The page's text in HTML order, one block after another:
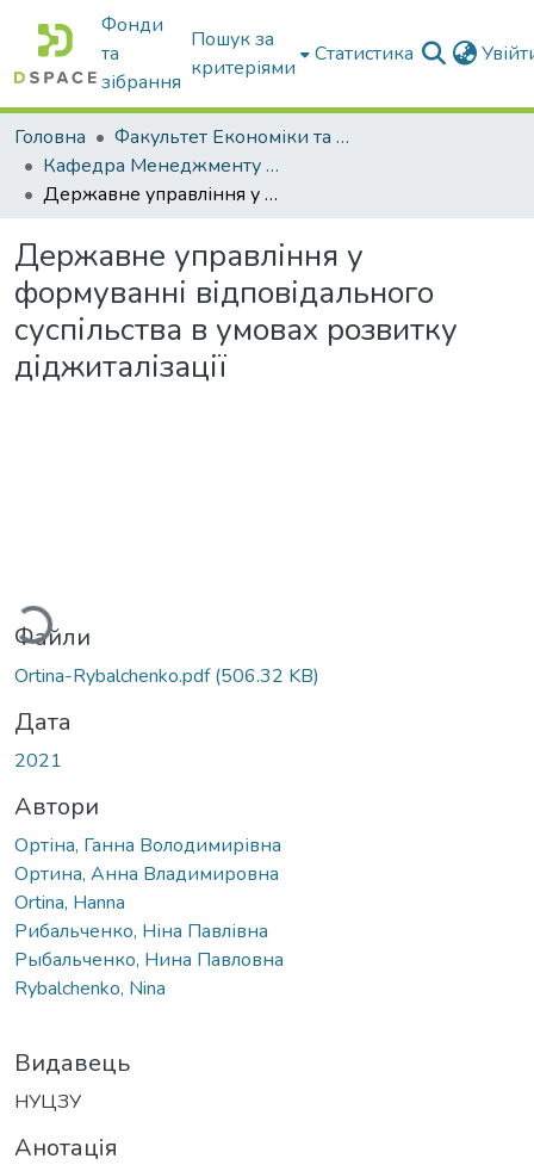
Фонди
та
зібрання
Пошук за
критеріями
Статистика
Головна
Факультет Економіки та бізнесу
Кафедра Менеджменту та публічного адміністрування
Державне управління у формуванні відповідального суспільства в умовах розвитку діджиталізації
Державне управління у
формуванні відповідального
суспільства в умовах розвитку
діджиталізації
Вантажиться...
Файли
Ortina-Rybalchenko.pdf(506.32 KB)
Дата
2021
Автори
Ортіна, Ганна Володимирівна
Ортина, Анна Владимировна
Ortina, Hanna
Рибальченко, Ніна Павлівна
Рыбальченко, Нина Павловна
Rybalchenko, Nina
Видавець
НУЦЗУ
Анотація